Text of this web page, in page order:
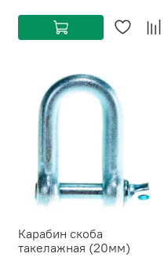
Карабин скоба
такелажная (20мм)